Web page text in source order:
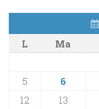
L
Ma
5
6
12
13